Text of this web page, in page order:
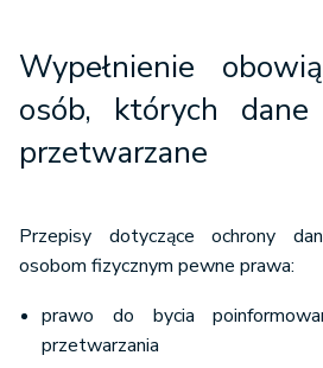
Wypełnienie
osób, których
przetwarzane
Przepisy dotyczące ochrony
osobom fizycznym pewne prawa:
prawo do bycia
przetwarzania